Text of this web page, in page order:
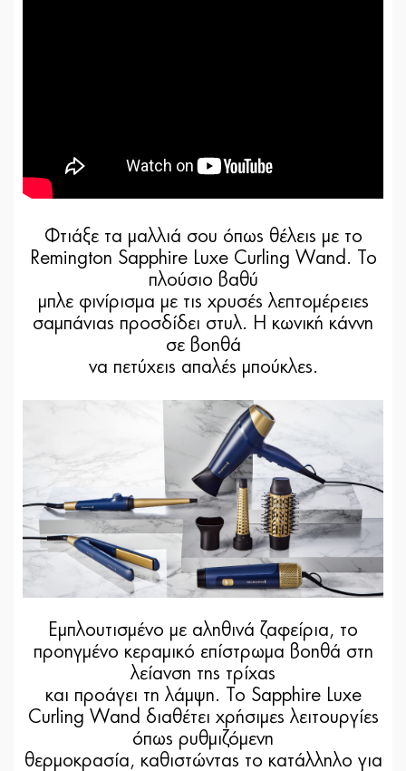
Φτιάξε τα μαλλιά σου όπως θέλεις με το
Remington Sapphire Luxe Curling Wand. Το
πλούσιο βαθύ
μπλε φινίρισμα με τις χρυσές λεπτομέρειες
σαμπάνιας προσδίδει στυλ. Η κωνική κάννη
σε βοηθά
να πετύχεις απαλές μπούκλες.
Εμπλουτισμένο με αληθινά ζαφείρια, το
προηγμένο κεραμικό επίστρωμα βοηθά στη
λείανση της τρίχας
και προάγει τη λάμψη. Το Sapphire Luxe
Curling Wand διαθέτει χρήσιμες λειτουργίες
όπως ρυθμιζόμενη
θερμοκρασία, καθιστώντας το κατάλληλο για